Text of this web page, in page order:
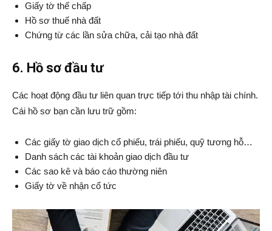
Giấy tờ thế chấp
Hồ sơ thuế nhà đất
Chứng từ các lần sửa chữa, cải tạo nhà đất
6. Hồ sơ đầu tư
Các hoạt động đầu tư liên quan trực tiếp tới thu nhập tài chính.
Cái hồ sơ bạn cần lưu trữ gồm:
Các giấy tờ giao dịch cổ phiếu, trái phiếu, quỹ tương hỗ…
Danh sách các tài khoản giao dịch đầu tư
Các sao kê và báo cáo thường niên
Giấy tờ về nhận cổ tức